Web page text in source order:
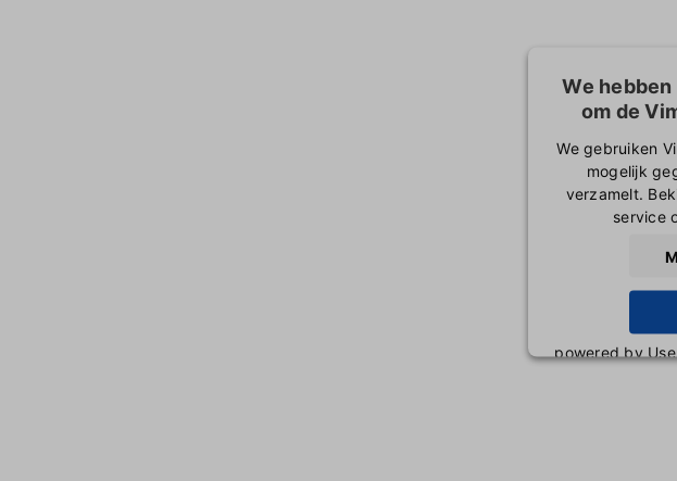
We
om de
We gebruiken
mogelijk
verzamelt.
service
powered by